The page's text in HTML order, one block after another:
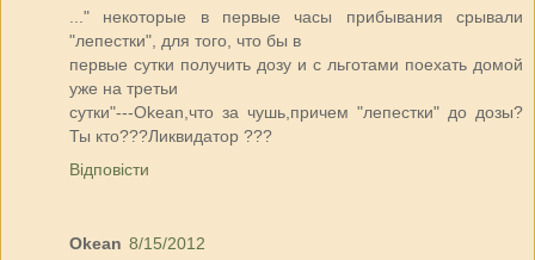
..." некоторые в первые часы прибывания срывали
"лепестки", для того, что бы в
первые сутки получить дозу и с льготами поехать домой
уже на третьи
сутки"---Okean,что за чушь,причем "лепестки" до дозы?
Ты кто???Ликвидатор ???
Відповісти
Okean 8/15/2012